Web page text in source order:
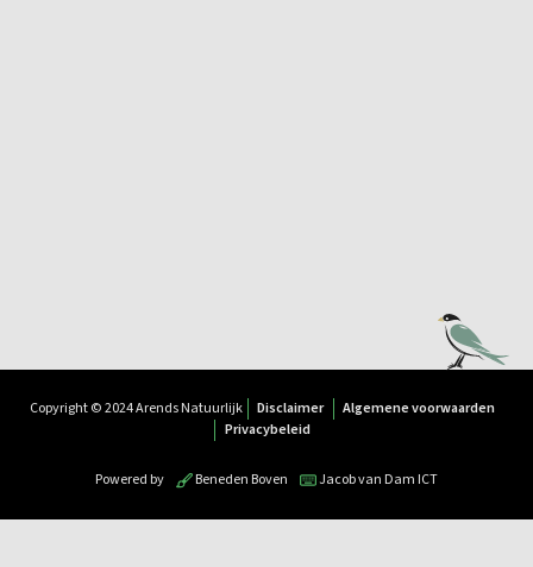
Copyright © 2024 Arends Natuurlijk Disclaimer
Algemene voorwaarden
Privacybeleid
Powered by Beneden Boven Jacob van Dam ICT